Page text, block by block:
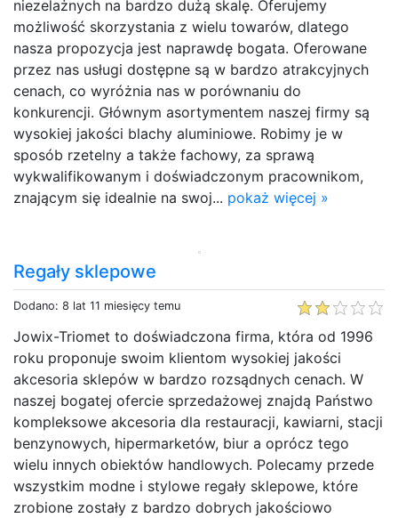
niezelażnych na bardzo dużą skalę. Oferujemy
możliwość skorzystania z wielu towarów, dlatego
nasza propozycja jest naprawdę bogata. Oferowane
przez nas usługi dostępne są w bardzo atrakcyjnych
cenach, co wyróżnia nas w porównaniu do
konkurencji. Głównym asortymentem naszej firmy są
wysokiej jakości blachy aluminiowe. Robimy je w
sposób rzetelny a także fachowy, za sprawą
wykwalifikowanym i doświadczonym pracownikom,
znającym się idealnie na swoj... pokaż więcej »
Regały sklepowe
Dodano: 8 lat 11 miesięcy temu
Jowix-Triomet to doświadczona firma, która od 1996
roku proponuje swoim klientom wysokiej jakości
akcesoria sklepów w bardzo rozsądnych cenach. W
naszej bogatej ofercie sprzedażowej znajdą Państwo
kompleksowe akcesoria dla restauracji, kawiarni, stacji
benzynowych, hipermarketów, biur a oprócz tego
wielu innych obiektów handlowych. Polecamy przede
wszystkim modne i stylowe regały sklepowe, które
zrobione zostały z bardzo dobrych jakościowo